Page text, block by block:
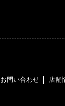
お問い合わせ 店舗